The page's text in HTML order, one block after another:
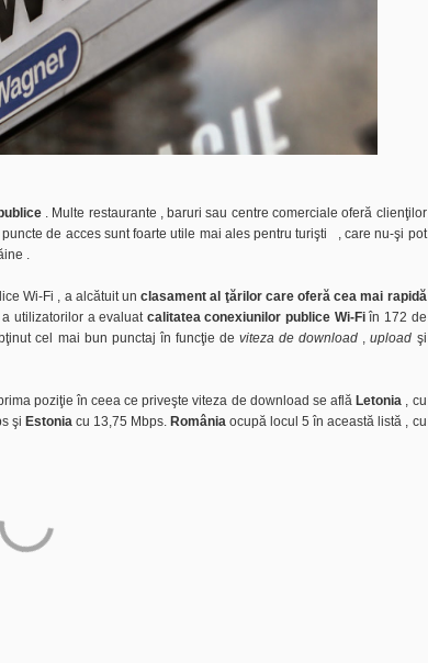
. Multe restaurante , baruri sau centre comerciale oferă clienţilor
puncte de acces sunt foarte utile mai ales pentru turişti , care nu-şi pot
.
Wi-Fi , a alcătuit unclasament al ţărilor care oferă cea mai rapidă
utilizatorilor a evaluat calitatea conexiunilor publice Wi-Fiîn 172 de
cel mai bun punctaj în funcţie deviteza de download ,upload şi
poziţie în ceea ce priveşte viteza de download se află Letonia , cu
şi Estoniacu 13,75 Mbps. Româniaocupă locul 5 în această listă , cu